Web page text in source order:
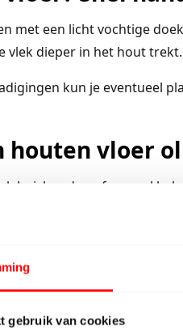
gebruik van cookies
met een licht vochtige
vlek dieper in het hout trekt.
kun je eventueel
houten vloer
huishouden of op veel
opnieuw te oliën. Bij
we je graag met de